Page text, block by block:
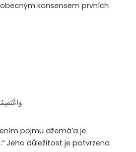
konsensem prvních
pojmu džemá’a je
Jeho důležitost je potvrzena